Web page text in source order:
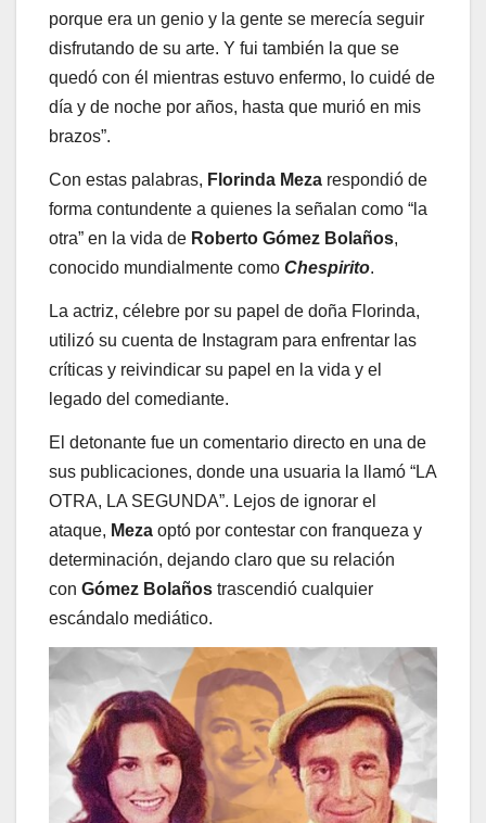
porque era un genio y la gente se merecía seguir
disfrutando de su arte. Y fui también la que se
quedó con él mientras estuvo enfermo, lo cuidé de
día y de noche por años, hasta que murió en mis
brazos”.
Con estas palabras, Florinda Meza respondió de
forma contundente a quienes la señalan como “la
otra” en la vida de Roberto Gómez Bolaños,
conocido mundialmente como Chespirito.
La actriz, célebre por su papel de doña Florinda,
utilizó su cuenta de Instagram para enfrentar las
críticas y reivindicar su papel en la vida y el
legado del comediante.
El detonante fue un comentario directo en una de
sus publicaciones, donde una usuaria la llamó “LA
OTRA, LA SEGUNDA”. Lejos de ignorar el
ataque, Meza optó por contestar con franqueza y
determinación, dejando claro que su relación
con Gómez Bolaños trascendió cualquier
escándalo mediático.